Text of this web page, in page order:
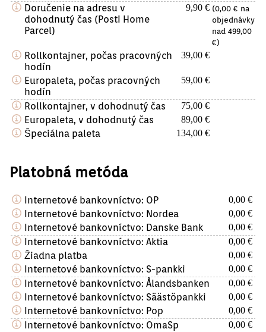
Doručenie na adresu v
dohodnutý čas (Posti Home
Parcel)
9,90 € (0,00 € na
objednávky
nad 499,00
€)
Rollkontajner, počas pracovných
hodín
39,00 €
Europaleta, počas pracovných
hodín
59,00 €
Rollkontajner, v dohodnutý čas 75,00 €
Europaleta, v dohodnutý čas 89,00 €
Špeciálna paleta 134,00 €
Platobná metóda
Internetové bankovníctvo: OP 0,00 €
Internetové bankovníctvo: Nordea 0,00 €
Internetové bankovníctvo: Danske Bank 0,00 €
Internetové bankovníctvo: Aktia 0,00 €
Žiadna platba 0,00 €
Internetové bankovníctvo: S-pankki 0,00 €
Internetové bankovníctvo: Ålandsbanken 0,00 €
Internetové bankovníctvo: Säästöpankki 0,00 €
Internetové bankovníctvo: Pop 0,00 €
Internetové bankovníctvo: OmaSp 0,00 €